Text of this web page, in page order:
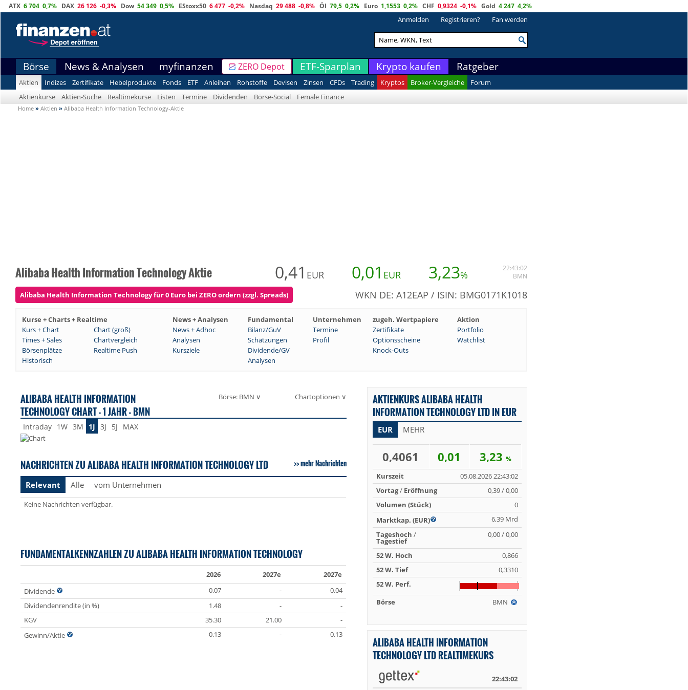
ATX 6 704 0,7% DAX 26 126 -0,3% Dow 54 349 0,5% EStoxx50 6 477 -0,2% Nasdaq 29 488 -0,8% Öl 79,5 0,2% Euro 1,1553 0,2% CHF 0,9324 -0,1% Gold 4 247 4,2%
Anmelden Registrieren? Fan werden
Börse News & Analysen myfinanzen ZERO Depot ETF-Sparplan Krypto kaufen Ratgeber
Aktien Indizes Zertifikate Hebelprodukte Fonds ETF Anleihen Rohstoffe Devisen Zinsen CFDs Trading Kryptos Broker-Vergleiche
Forum
Aktienkurse
Aktien-Suche Realtimekurse Listen Termine Dividenden Börse-Social Female Finance
Home » Aktien » Alibaba Health Information Technology-Aktie
Alibaba Health Information Technology Aktie 0,41 EUR 0,01 EUR 3,23%
22:43:02
BMN
Alibaba Health Information Technology für 0 Euro bei ZERO ordern (zzgl. Spreads) WKN DE: A12EAP / ISIN: BMG0171K1018
Kurse + Charts + Realtime News + Analysen Fundamental Unternehmen zugeh. Wertpapiere
Aktion
Kurs + Chart
Chart (groß) News + Adhoc Bilanz/GuV Termine Zertifikate
Portfolio
Times + Sales
Chartvergleich Analysen Schätzungen Profil Optionsscheine
Watchlist
Börsenplätze
Realtime Push Kursziele Dividende/GV
Knock-Outs
Historisch
Analysen
ALIBABA HEALTH INFORMATION
TECHNOLOGY CHART - 1 JAHR - BMN
Börse: BMN ∨ Chartoptionen ∨
Intraday 1W 3M 1J 3J 5J MAX
NACHRICHTEN ZU ALIBABA HEALTH INFORMATION TECHNOLOGY LTD mehr Nachrichten
Relevant Alle vom Unternehmen
Keine Nachrichten verfügbar.
FUNDAMENTALKENNZAHLEN ZU ALIBABA HEALTH INFORMATION TECHNOLOGY
2026 2027e
2027e
Dividende
0.07 -
0.04
Dividendenrendite (in %)
1.48 -
-
KGV
35.30 21.00
-
Gewinn/Aktie
0.13 - 0.13
AKTIENKURS ALIBABA HEALTH
INFORMATION TECHNOLOGY LTD IN EUR
EUR MEHR
0,4061 0,01 3,23 %
Kurszeit
05.08.2026 22:43:02
Vortag/ Eröffnung
0,39 / 0,00
Volumen (Stück)
0
Marktkap. (EUR)
6,39 Mrd
Tageshoch /
Tagestief
0,00 / 0,00
52 W. Hoch
0,866
52 W. Tief
0,3310
52 W. Perf.
Börse
BMN
ALIBABA HEALTH INFORMATION
TECHNOLOGY LTD REALTIMEKURS
22:43:02